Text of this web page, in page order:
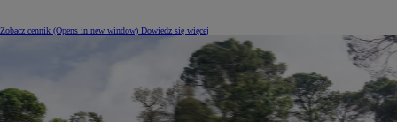
Zobacz cennik (Opens in new window) Dowiedz się więcej